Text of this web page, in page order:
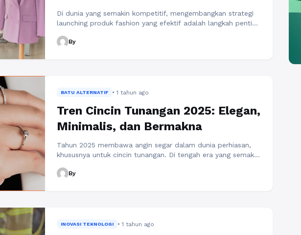
Di dunia yang semakin kompetitif, mengembangkan strategi
launching produk fashion yang efektif adalah langkah penting
fashion yang sukses bukan hanya tergantung pada desain
By
BATU ALTERNATIF • 1 tahun ago
Tren Cincin Tunangan 2025: Elegan,
Minimalis, dan Bermakna
Tahun 2025 membawa angin segar dalam dunia perhiasan,
khususnya untuk cincin tunangan. Di tengah era yang semakin
cincin tunangan pun ikut bergeser. Tidak lagi sekedar berlian
By
INOVASI TEKNOLOGI • 1 tahun ago